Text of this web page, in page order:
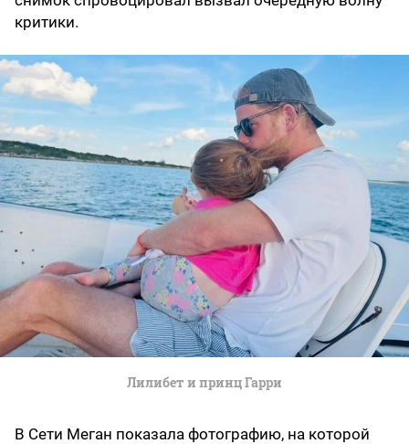
критики.
Лилибет и принц Гарри
В Сети Меган показала фотографию, на которой